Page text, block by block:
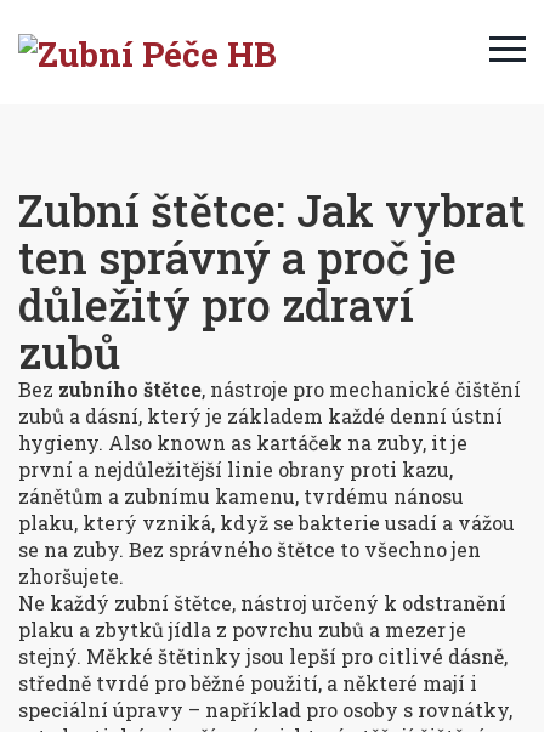
Zubní štětce: Jak vybrat
ten správný a proč je
důležitý pro zdraví
zubů
Bez zubního štětce, nástroje pro mechanické čištění
zubů a dásní, který je základem každé denní ústní
hygieny. Also known as kartáček na zuby, it je
první a nejdůležitější linie obrany proti kazu,
zánětům a zubnímu kamenu, tvrdému nánosu
plaku, který vzniká, když se bakterie usadí a vážou
se na zuby. Bez správného štětce to všechno jen
zhoršujete.
Ne každý zubní štětce, nástroj určený k odstranění
plaku a zbytků jídla z povrchu zubů a mezerje
stejný. Měkké štětinky jsou lepší pro citlivé dásně,
středně tvrdé pro běžné použití, a některé mají i
speciální úpravy – například pro osoby s rovnátky,